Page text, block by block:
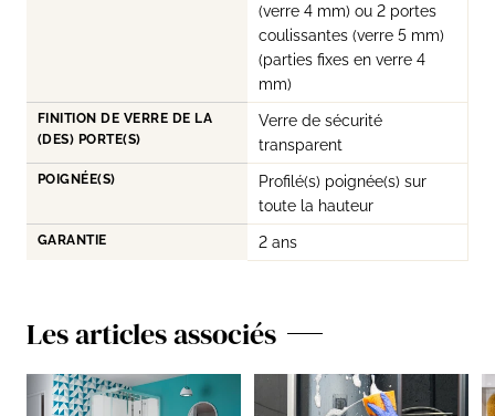
(verre 4 mm) ou 2 portes
coulissantes (verre 5 mm)
(parties fixes en verre 4
mm)
FINITION DE VERRE DE LA
(DES) PORTE(S)
Verre de sécurité
transparent
POIGNÉE(S)
Profilé(s) poignée(s) sur
toute la hauteur
GARANTIE 2 ans
Les articles associés